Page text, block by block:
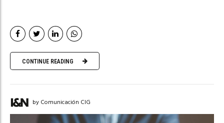
CONTINUE READING
by Comunicación CIG